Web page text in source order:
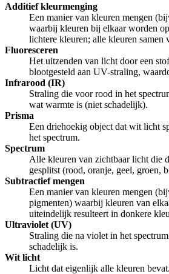
Additief kleurmenging
Een manier van kleuren mengen
waarbij kleuren bij elkaar worden
lichtere kleuren; alle kleuren samen
Fluoresceren
Het uitzenden van licht door een
blootgesteld aan UV-straling,
Infrarood (IR)
Straling die voor rood in het
wat warmte is (niet schadelijk).
Prisma
Een driehoekig object dat wit licht
het spectrum.
Spectrum
Alle kleuren van zichtbaar licht die
gesplitst (rood, oranje, geel, groen,
Subtractief mengen
Een manier van kleuren mengen
pigmenten) waarbij kleuren van
uiteindelijk resulteert in donkere
Ultraviolet (UV)
Straling die na violet in het
schadelijk is.
Wit licht
Licht dat eigenlijk alle kleuren bevat.